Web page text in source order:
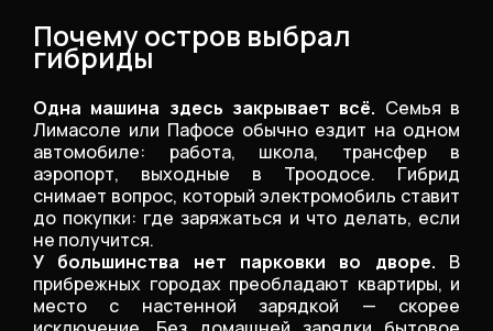
Почему остров выбрал
гибриды
Одна машина здесь закрывает всё. Семья в
Лимасоле или Пафосе обычно ездит на одном
автомобиле: работа, школа, трансфер в
аэропорт, выходные в Троодосе. Гибрид
снимает вопрос, который электромобиль ставит
до покупки: где заряжаться и что делать, если
не получится.
У большинства нет парковки во дворе. В
прибрежных городах преобладают квартиры, и
место с настенной зарядкой — скорее